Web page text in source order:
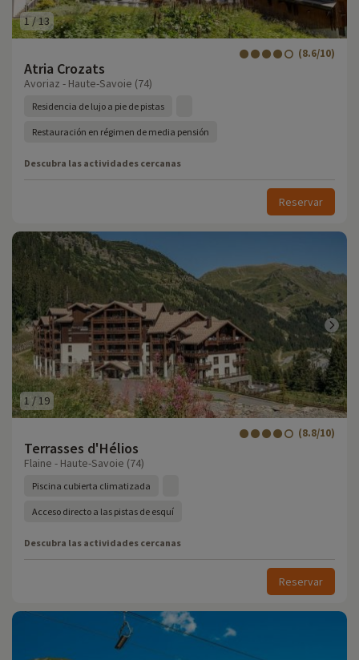
1/13
Atria Crozats
(8.6/10)
Avoriaz - Haute-Savoie (74)
Residencia de lujo a pie de pistas
Restauración en régimen de media pensión
Descubra las actividades cercanas
Reservar
1 / 19
Terrasses d'Hélios
(8.8/10)
Flaine - Haute-Savoie (74)
Piscina cubierta climatizada
Acceso directo a las pistas de esquí
Descubra las actividades cercanas
Reservar